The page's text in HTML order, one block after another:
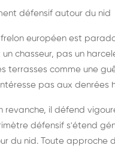
défensif autour du nid
frelon européen est
un chasseur, pas un
terrasses comme une
pas aux denrées
revanche, il défend
défensif s'étend
du nid. Toute approche